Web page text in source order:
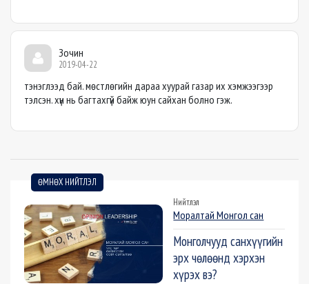
Зочин
2019-04-22
тэнэглээд бай. мөстлөгийн дараа хуурай газар их хэмжээгээр
тэлсэн. хүн нь багтахгүй байж юун сайхан болно гэж.
ӨМНӨХ НИЙТЛЭЛ
Нийтлэл
Моралтай Монгол сан
Монголчууд санхүүгийн
эрх чөлөөнд хэрхэн
хүрэх вэ?